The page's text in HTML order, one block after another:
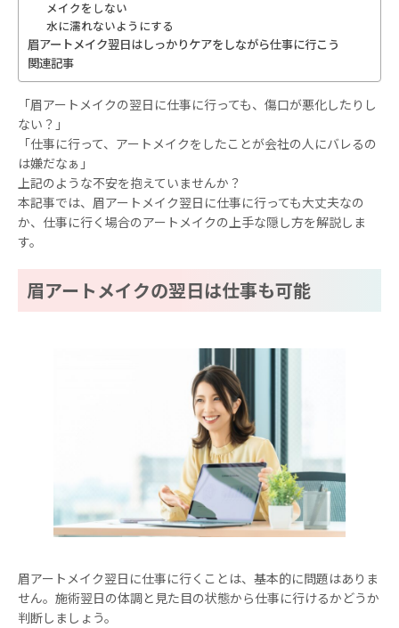
メイクをしない
水に濡れないようにする
眉アートメイク翌日はしっかりケアをしながら仕事に行こう
関連記事
「眉アートメイクの翌日に仕事に行っても、傷口が悪化したりし
ない？」
「仕事に行って、アートメイクをしたことが会社の人にバレるの
は嫌だなぁ」
上記のような不安を抱えていませんか？
本記事では、眉アートメイク翌日に仕事に行っても大丈夫なの
か、仕事に行く場合のアートメイクの上手な隠し方を解説しま
す。
眉アートメイクの翌日は仕事も可能
眉アートメイク翌日に仕事に行くことは、基本的に問題はありま
せん。施術翌日の体調と見た目の状態から仕事に行けるかどうか
判断しましょう。